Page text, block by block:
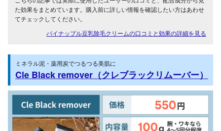
た効果をまとめています。購入前に詳しい情報を確認したい方はあわせ
てチェックしてください。
パイナップル豆乳除毛クリームの口コミと効果の詳細を見る
ミネラル泥・薬用炭でつるつる美肌に
Cle Black remover（クレブラックリムーバー）